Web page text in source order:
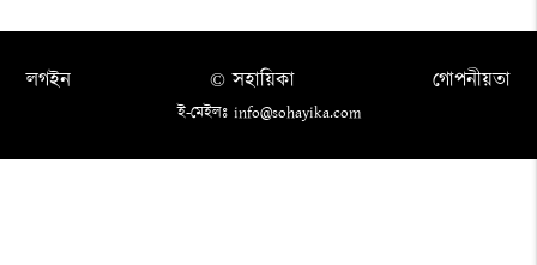
লগইন গোপনীয়তা
© সহায়িকা
ই-মেইলঃ info@sohayika.com